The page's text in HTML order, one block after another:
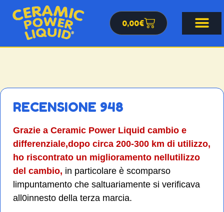
0,00€
RECENSIONE 948
Grazie a Ceramic Power Liquid cambio e
differenziale,dopo circa 200-300 km di utilizzo,
ho riscontrato un miglioramento nellutilizzo
del cambio, in particolare è scomparso
limpuntamento che saltuariamente si verificava
all0innesto della terza marcia.